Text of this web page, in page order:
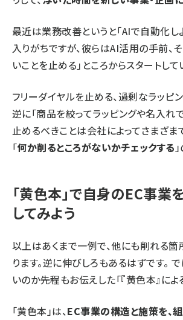
最近は業務改善というと「AIで自動化し
入りがちですが、彼らはAI活用の手前、
いことを止める」ところからスタートして
フリーダイヤルを止める、過剰なラッピ
逆に「商品を絞ってラッピングや名入れで
止めるべきことは会社によってさまざま
「何か削るところがないかチェックする
「黄色本」で自身のEC事業
してみよう
以上はあくまで一例で、他にも削れる箇
ります。逆に伸びしろもあるはずです。
いのか――先程もお伝えした「『黄色本』に
「黄色本」は、EC事業の構造と施策を、組